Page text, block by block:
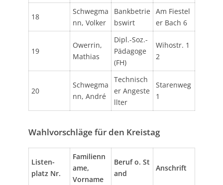
18
Schwegma
nn, Volker
Bankbetrie
bswirt
Am Fiestel
er Bach 6
19
Owerrin,
Mathias
Dipl.-Soz.-
Pädagoge
(FH)
Wihostr. 1
2
20
Schwegma
nn, André
Technisch
er Angeste
llter
Starenweg
1
Wahlvorschläge für den Kreistag
Listen-
platz Nr.
Familienn
ame,
Vorname
Beruf o. St
and
Anschrift